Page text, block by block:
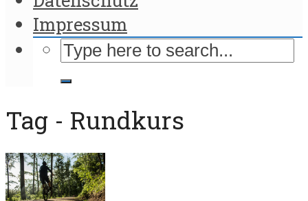
Impressum
Tag - Rundkurs